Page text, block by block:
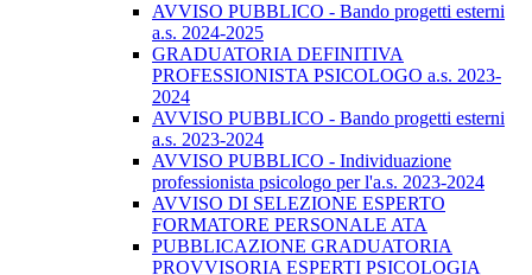
AVVISO PUBBLICO - Bando progetti esterni
a.s. 2024-2025
GRADUATORIA DEFINITIVA
PROFESSIONISTA PSICOLOGO a.s. 2023-
2024
AVVISO PUBBLICO - Bando progetti esterni
a.s. 2023-2024
AVVISO PUBBLICO - Individuazione
professionista psicologo per l'a.s. 2023-2024
AVVISO DI SELEZIONE ESPERTO
FORMATORE PERSONALE ATA
PUBBLICAZIONE GRADUATORIA
PROVVISORIA ESPERTI PSICOLOGIA